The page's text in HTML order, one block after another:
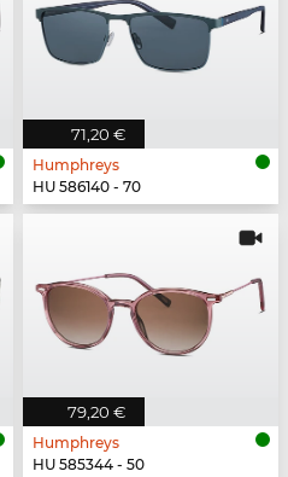
71,20 €
Humphreys
HU 586140 - 70
79,20 €
Humphreys
HU 585344 - 50